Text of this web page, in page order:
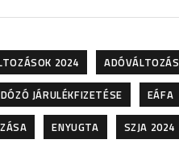
2024
JÁRULÉKFIZETÉSE
EÁFA
ENYUGTA SZJA 2024